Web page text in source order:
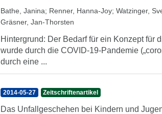
Bathe, Janina; Renner, Hanna-Joy; Watzinger,
Gräsner, Jan-Thorsten
Hintergrund: Der Bedarf für ein Konzept für
wurde durch die COVID-19-Pandemie
durch eine ...
2014-05-27 Zeitschriftenartikel
Das Unfallgeschehen bei Kindern und